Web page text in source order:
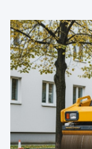
e
ż
y
w
o
ś
c
i